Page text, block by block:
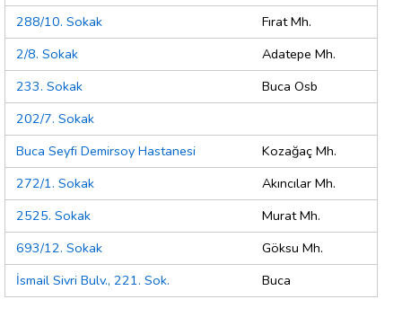
288/10. Sokak
Fırat Mh.
2/8. Sokak
Adatepe Mh.
233. Sokak
Buca Osb
202/7. Sokak
Buca Seyfi Demirsoy Hastanesi
Kozağaç Mh.
272/1. Sokak
Akıncılar Mh.
2525. Sokak
Murat Mh.
693/12. Sokak
Göksu Mh.
İsmail Sivri Bulv., 221. Sok.
Buca